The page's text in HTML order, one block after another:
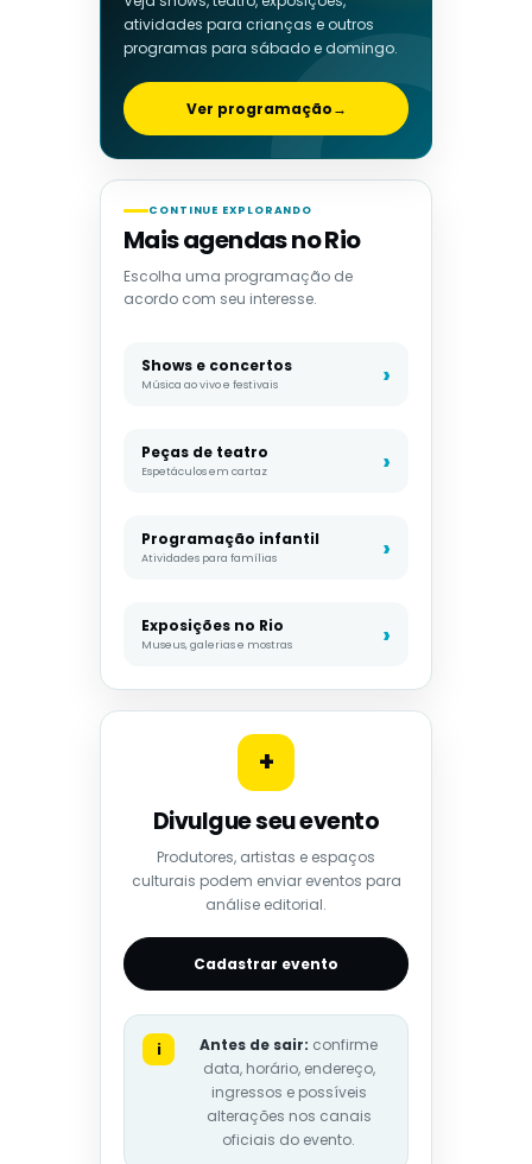
atividades para crianças e outros
programas para sábado e domingo.
Ver programação→
CONTINUE EXPLORANDO
Mais agendas no Rio
Escolha uma programação de
acordo com seu interesse.
Shows e concertos
Música ao vivo e festivais
Peças de teatro
Espetáculos em cartaz
Programação infantil
Atividades para famílias
Exposições no Rio
Museus, galerias e mostras
+
Divulgue seu evento
Produtores, artistas e espaços
culturais podem enviar eventos para
análise editorial.
Cadastrar evento
i Antes de sair: confirme
data, horário, endereço,
ingressos e possíveis
alterações nos canais
oficiais do evento.